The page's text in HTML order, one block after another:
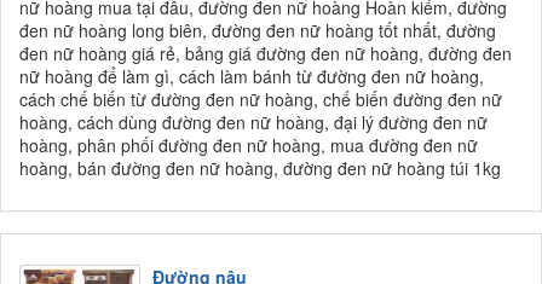
nữ hoàng mua tại đâu, đường đen nữ hoàng Hoàn kiếm, đường
đen nữ hoàng long biên, đường đen nữ hoàng tốt nhất, đường
đen nữ hoàng giá rẻ, bảng giá đường đen nữ hoàng, đường đen
nữ hoàng để làm gì, cách làm bánh từ đường đen nữ hoàng,
cách chế biến từ đường đen nữ hoàng, chế biến đường đen nữ
hoàng, cách dùng đường đen nữ hoàng, đại lý đường đen nữ
hoàng, phân phối đường đen nữ hoàng, mua đường đen nữ
hoàng, bán đường đen nữ hoàng, đường đen nữ hoàng túi 1kg
Đường nâu